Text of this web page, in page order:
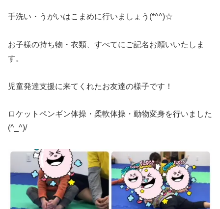
手洗い・うがいはこまめに行いましょう(*^^)☆
お子様の持ち物・衣類、すべてにご記名お願いいたしま
す。
児童発達支援に来てくれたお友達の様子です！
ロケットペンギン体操・柔軟体操・動物変身を行いました
(^_^)/